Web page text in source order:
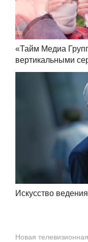
«Тайм Медиа
вертикальными
Искусство
Новая